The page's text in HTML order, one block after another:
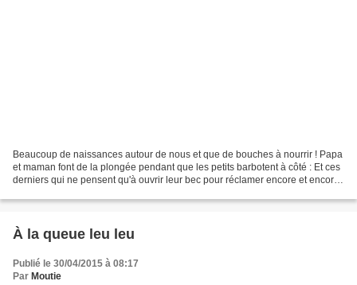
Beaucoup de naissances autour de nous et que de bouches à nourrir ! Papa
et maman font de la plongée pendant que les petits barbotent à côté : Et ces
derniers qui ne pensent qu'à ouvrir leur bec pour réclamer encore et encore :
À la queue leu leu
Publié le 30/04/2015 à 08:17
Par Moutie